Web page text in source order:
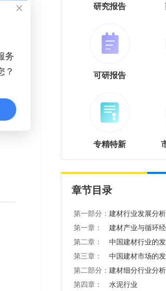
研究报告
可研报告
专精特新
章节目录
第一部分： 建材行业发展分析
第一章：
建材产业与循环
第二章：
中国建材行业的
第三章：
中国建材市场的
第二部分： 建材细分行业分析
第四章：
水泥行业
务
？